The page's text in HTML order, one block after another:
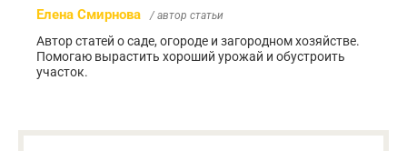
Елена Смирнова / автор статьи
Автор статей о саде, огороде и загородном хозяйстве.
Помогаю вырастить хороший урожай и обустроить
участок.